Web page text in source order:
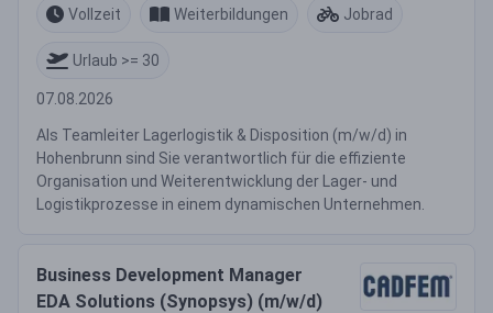
Vollzeit
Weiterbildungen Jobrad
Urlaub >= 30
07.08.2026
Als Teamleiter Lagerlogistik & Disposition (m/w/d) in
Hohenbrunn sind Sie verantwortlich für die effiziente
Organisation und Weiterentwicklung der Lager- und
Logistikprozesse in einem dynamischen Unternehmen.
Business Development Manager
EDA Solutions (Synopsys) (m/w/d)